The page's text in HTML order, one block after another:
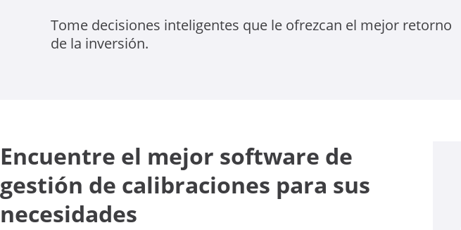
Tome decisiones inteligentes que le ofrezcan el mejor retorno
de la inversión.
Encuentre el mejor software de
gestión de calibraciones para sus
necesidades